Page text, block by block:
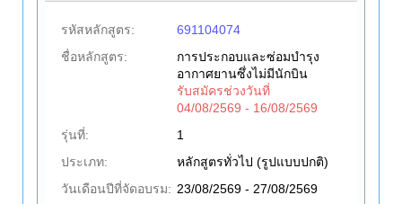
รหัสหลักสูตร:
691104074
ชื่อหลักสูตร:
การประกอบและซ่อมบำรุง
อากาศยานซึ่งไม่มีนักบิน
รับสมัครช่วงวันที่
04/08/2569 - 16/08/2569
รุ่นที่:
1
ประเภท:
หลักสูตรทั่วไป (รูปแบบปกติ)
วันเดือนปีที่จัดอบรม: 23/08/2569 - 27/08/2569